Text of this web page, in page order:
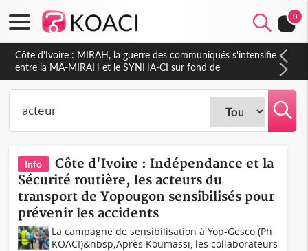
0
Côte d'Ivoire : Indépendance 2026, Thiam plaide pour un
environnement démocratique plus apaisé
Info
Côte d'Ivoire : Indépendance et la
Sécurité routière, les acteurs du
transport de Yopougon sensibilisés pour
prévenir les accidents
La campagne de sensibilisation à Yop-Gesco (Ph
KOACI)&nbsp;Après Koumassi, les collaborateurs